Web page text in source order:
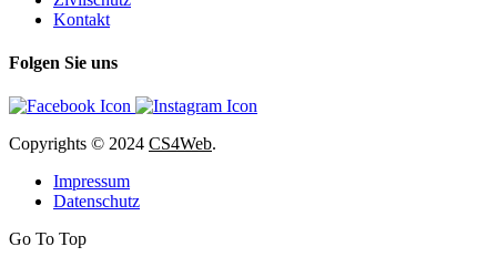
Kontakt
Folgen Sie uns
Copyrights © 2024 CS4Web.
Impressum
Datenschutz
Go To Top